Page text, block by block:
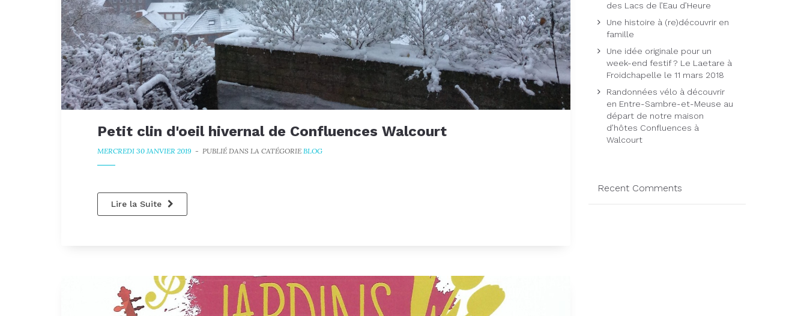
Petit clin d'oeil hivernal de Confluences Walcourt
MERCREDI 30 JANVIER 2019 - PUBLIÉ DANS LA CATÉGORIE BLOG
Lire la Suite
des Lacs de l’Eau d’Heure
Une histoire à (re)découvrir en
famille
Une idée originale pour un
week-end festif ? Le Laetare à
Froidchapelle le 11 mars 2018
Randonnées vélo à découvrir
en Entre-Sambre-et-Meuse au
départ de notre maison
d’hôtes Confluences à
Walcourt
Recent Comments